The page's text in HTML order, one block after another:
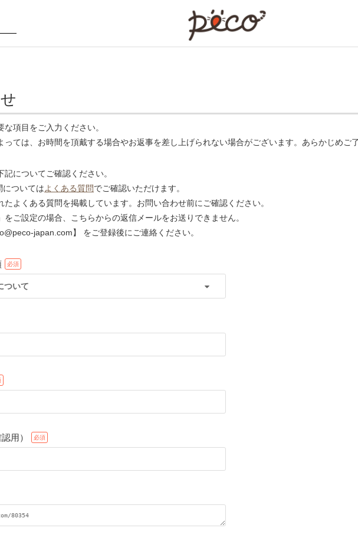
項目をご入力ください。
っては、お時間を頂戴する場合やお返事を差し上げられない場合がございます。あらかじめご
についてご確認ください。
ついてはよくある質問でご確認いただけます。
よくある質問を掲載しています。お問い合わせ前にご確認ください。
ご設定の場合、こちらからの返信メールをお送りできません。
japan.com】 をご登録後にご連絡ください。
ついて
用）